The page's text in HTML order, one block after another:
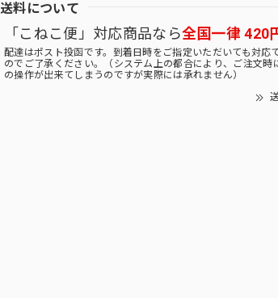
送料について
「こねこ便」対応商品なら全国一律 420
配達はポスト投函です。到着日時をご指定いただいても対応
のでご了承ください。（システム上の都合により、ご注文時
の操作が出来てしまうのですが実際には承れません）